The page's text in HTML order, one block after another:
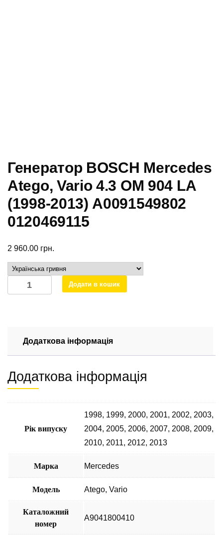
Генератор BOSCH Mercedes
Atego, Vario 4.3 OМ 904 LA
(1998-2013) А0091549802
0120469115
2 960.00 грн.
Генератор
BOSCH
LA
(1998-
0120469115
Додати в кошик
Додаткова інформація
Додаткова інформація
Рік випуску
1998, 1999, 2000, 2001, 2002, 2003,
2004, 2005, 2006, 2007, 2008, 2009,
2010, 2011, 2012, 2013
Марка Mercedes
Модель Atego, Vario
Каталожний
номер
А9041800410